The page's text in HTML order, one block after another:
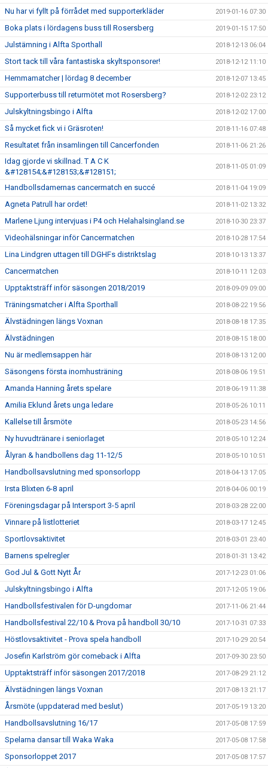
Nu har vi fyllt på förrådet med supporterkläder 2019-01-16 07:30
Boka plats i lördagens buss till Rosersberg 2019-01-15 17:50
Julstämning i Alfta Sporthall 2018-12-13 06:04
Stort tack till våra fantastiska skyltsponsorer! 2018-12-12 11:10
Hemmamatcher | lördag 8 december 2018-12-07 13:45
Supporterbuss till returmötet mot Rosersberg? 2018-12-02 23:12
Julskyltningsbingo i Alfta 2018-12-02 17:00
Så mycket fick vi i Gräsroten! 2018-11-16 07:48
Resultatet från insamlingen till Cancerfonden 2018-11-06 21:26
Idag gjorde vi skillnad. T A C K
&#128154;&#128153;&#128151;
2018-11-05 01:09
Handbollsdamernas cancermatch en succé 2018-11-04 19:09
Agneta Patrull har ordet! 2018-11-02 13:32
Marlene Ljung intervjuas i P4 och Helahalsingland.se 2018-10-30 23:37
Videohälsningar inför Cancermatchen 2018-10-28 17:54
Lina Lindgren uttagen till DGHFs distriktslag 2018-10-13 13:37
Cancermatchen 2018-10-11 12:03
Upptaktsträff inför säsongen 2018/2019 2018-09-09 09:00
Träningsmatcher i Alfta Sporthall 2018-08-22 19:56
Älvstädningen längs Voxnan 2018-08-18 17:35
Älvstädningen 2018-08-15 18:00
Nu är medlemsappen här 2018-08-13 12:00
Säsongens första inomhusträning 2018-08-06 19:51
Amanda Hanning årets spelare 2018-06-19 11:38
Amilia Eklund årets unga ledare 2018-05-26 10:11
Kallelse till årsmöte 2018-05-23 14:56
Ny huvudtränare i seniorlaget 2018-05-10 12:24
Ålyran & handbollens dag 11-12/5 2018-05-10 10:51
Handbollsavslutning med sponsorlopp 2018-04-13 17:05
Irsta Blixten 6-8 april 2018-04-06 00:19
Föreningsdagar på Intersport 3-5 april 2018-03-28 22:00
Vinnare på listlotteriet 2018-03-17 12:45
Sportlovsaktivitet 2018-03-01 23:40
Barnens spelregler 2018-01-31 13:42
God Jul & Gott Nytt År 2017-12-23 01:06
Julskyltningsbingo i Alfta 2017-12-05 19:06
Handbollsfestivalen för D-ungdomar 2017-11-06 21:44
Handbollsfestival 22/10 & Prova på handboll 30/10 2017-10-31 07:33
Höstlovsaktivitet - Prova spela handboll 2017-10-29 20:54
Josefin Karlström gör comeback i Alfta 2017-09-30 23:50
Upptaktsträff inför säsongen 2017/2018 2017-08-29 21:12
Älvstädningen längs Voxnan 2017-08-13 21:17
Årsmöte (uppdaterad med beslut) 2017-05-19 13:20
Handbollsavslutning 16/17 2017-05-08 17:59
Spelarna dansar till Waka Waka 2017-05-08 17:58
Sponsorloppet 2017 2017-05-08 17:57